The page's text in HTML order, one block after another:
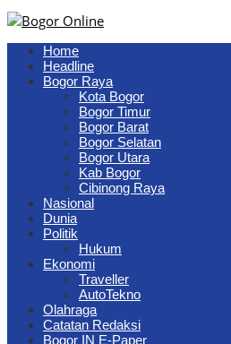
Home
Headline
Bogor Raya
Kota Bogor
Bogor Timur
Bogor Barat
Bogor Selatan
Bogor Utara
Kab Bogor
Cibinong Raya
Nasional
Dunia
Politik
Hukum
Ekonomi
Traveller
AutoTekno
Olahraga
Catatan Redaksi
Bogor IN E-Paper